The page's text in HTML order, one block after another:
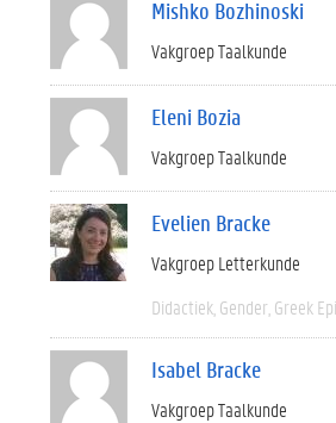
Mishko Bozhinoski
Vakgroep Taalkunde
Eleni Bozia
Vakgroep Taalkunde
Evelien Bracke
Vakgroep Letterkunde
Didactiek Gender Greek
Isabel Bracke
Vakgroep Taalkunde